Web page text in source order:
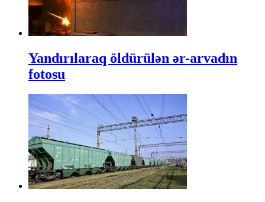
Yandırılaraq öldürülən ər-arvadın
fotosu